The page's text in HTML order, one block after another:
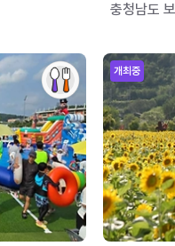
충청남도
개최중